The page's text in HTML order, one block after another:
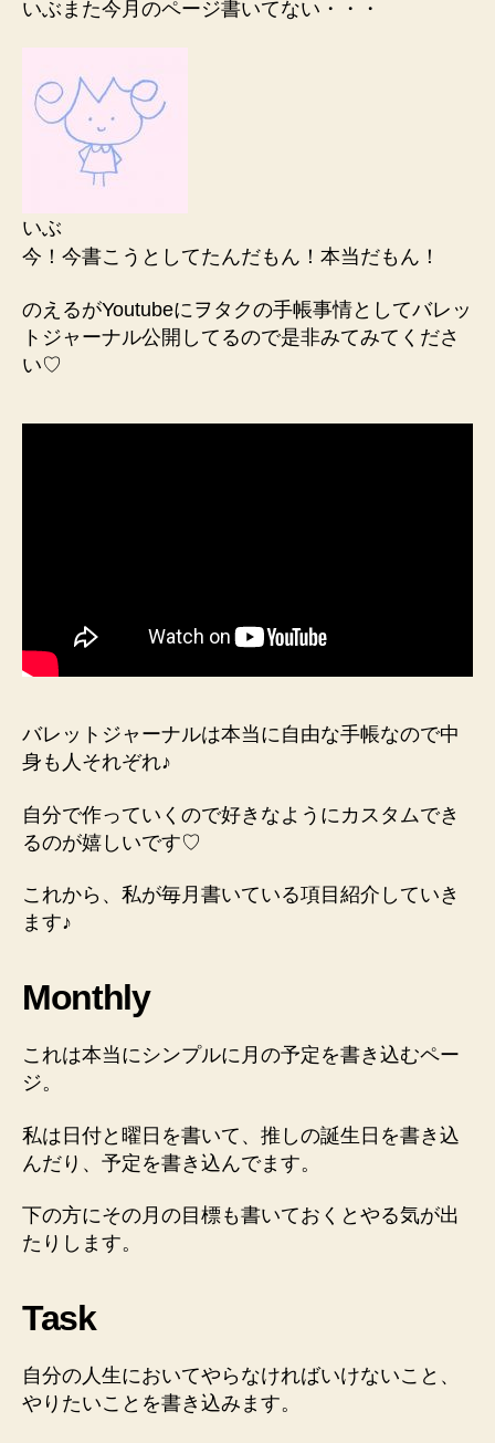
いぶまた今月のページ書いてない・・・
いぶ
今！今書こうとしてたんだもん！本当だもん！
のえるがYoutubeにヲタクの手帳事情としてバレッ
トジャーナル公開してるので是非みてみてくださ
い♡
バレットジャーナルは本当に自由な手帳なので中
身も人それぞれ♪
自分で作っていくので好きなようにカスタムでき
るのが嬉しいです♡
これから、私が毎月書いている項目紹介していき
ます♪
Monthly
これは本当にシンプルに 月の予定を書き込むペー
ジ。
私は日付と曜日を書いて、推しの誕生日を書き込
んだり、予定を書き込んでます。
下の方にその月の目標も書いておくとやる気が出
たりします。
Task
自分の人生においてやらなければいけないこと、
やりたいこと を書き込みます。